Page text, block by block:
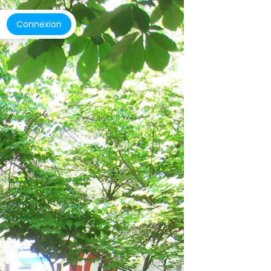
Connexion